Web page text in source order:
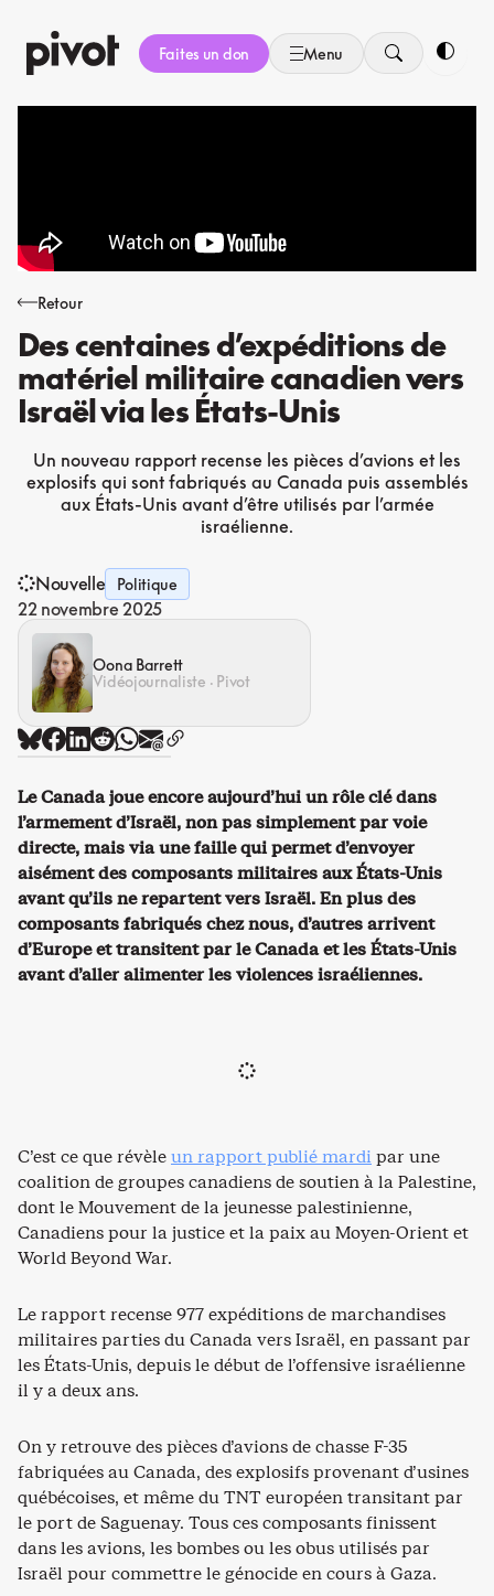
au
contenu
Faites un don Menu
Retour
Des centaines d’expéditions de
matériel militaire canadien vers
Israël via les États-Unis
Un nouveau rapport recense les pièces d’avions et les
explosifs qui sont fabriqués au Canada puis assemblés
aux États-Unis avant d’être utilisés par l’armée
israélienne.
Nouvelle Politique
22 novembre 2025
Oona Barrett
Vidéojournaliste · Pivot
Le Canada joue encore aujourd’hui un rôle clé dans
l’armement d’Israël, non pas simplement par voie
directe, mais via une faille qui permet d’envoyer
aisément des composants militaires aux États-Unis
avant qu’ils ne repartent vers Israël. En plus des
composants fabriqués chez nous, d’autres arrivent
d’Europe et transitent par le Canada et les États-Unis
avant d’aller alimenter les violences israéliennes.
C’est ce que révèleun rapport publié mardipar une
coalition de groupes canadiens de soutien à la Palestine,
dont le Mouvement de la jeunesse palestinienne,
Canadiens pour la justice et la paix au Moyen-Orient et
World Beyond War.
Le rapport recense 977 expéditions de marchandises
militaires parties du Canada vers Israël, en passant par
les États-Unis, depuis le début de l’offensive israélienne
il y a deux ans.
On y retrouve des pièces d’avions de chasse F-35
fabriquées au Canada, des explosifs provenant d’usines
québécoises, et même du TNT européen transitant par
le port de Saguenay. Tous ces composants finissent
dans les avions, les bombes ou les obus utilisés par
Israël pour commettre le génocide en cours à Gaza.